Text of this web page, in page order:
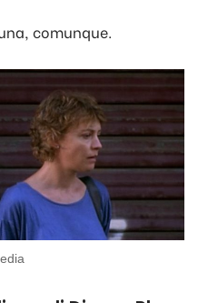
comunque.